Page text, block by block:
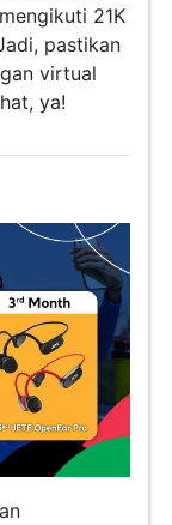
21K
pastikan
virtual
ya!